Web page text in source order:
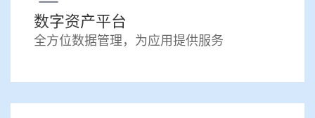
数字资产平台
全方位数据管理，为应用提供服务